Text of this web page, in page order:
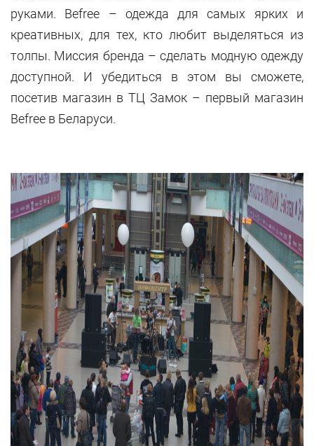
руками. Befree – одежда для самых ярких и
креативных, для тех, кто любит выделяться из
толпы. Миссия бренда – сделать модную одежду
доступной. И убедиться в этом вы сможете,
посетив магазин в ТЦ Замок – первый магазин
Befree в Беларуси.